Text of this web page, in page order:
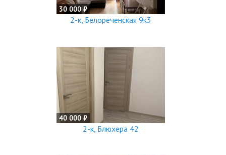
30 000 ₽
2-к, Белореченская 9к3
40 000 ₽
2-к, Блюхера 42